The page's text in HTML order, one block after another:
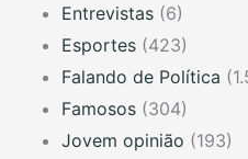
Entrevistas (6)
Esportes (423)
Falando de Política
Famosos (304)
Jovem opinião (193)